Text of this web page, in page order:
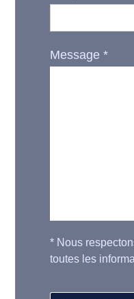
Message*
* Nous
toutes les